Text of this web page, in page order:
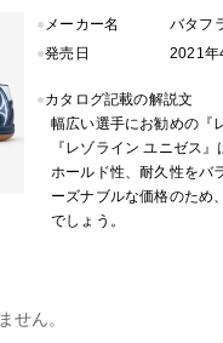
● メーカー名
バタフ
●発売日 2021年
●カタログ記載の解説文
幅広い選手にお勧めの『
『レゾライン ユニゼス
ホールド性、耐久性をバ
ーズナブルな価格のため
でしょう。
せん。